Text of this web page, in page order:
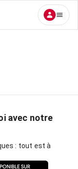
avec notre
: tout est à